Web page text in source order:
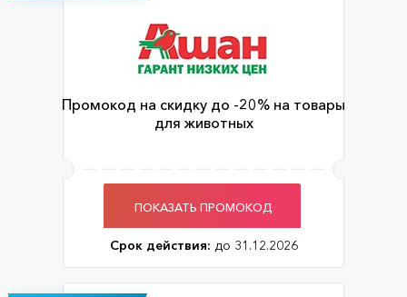
Промокод на скидку до -20% на товары
для животных
ПОКАЗАТЬ ПРОМОКОД
Срок действия: до 31.12.2026